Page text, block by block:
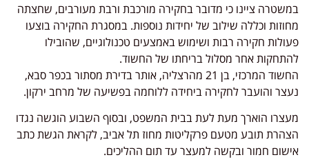
במשטרה ציינו כי מדובר בחקירה מורכבת ורבת מעורבים, שחצתה
מחוזות וכללה שילוב של יחידות נוספות. במסגרת החקירה בוצעו
פעולות חקירה רבות ושימוש באמצעים טכנולוגיים, שהובילו
להתחקות אחר מסלול בריחתו של החשוד.
החשוד המרכזי, בן 21 מהרצליה, אותר בדירת מסתור בכפר סבא,
נעצר והועבר לחקירה ביחידה ללוחמה בפשיעה של מרחב ירקון.
מעצרו הוארך מעת לעת בבית המשפט, ובסוף השבוע הוגשה נגדו
הצהרת תובע מטעם פרקליטות מחוז תל אביב, לקראת הגשת כתב
אישום חמור ובקשה למעצר עד תום ההליכים.